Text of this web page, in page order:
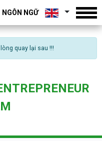
NGÔN NGỮ
quay lại sau !!!